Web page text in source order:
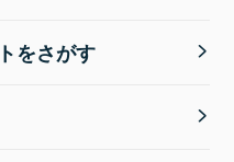
をさがす